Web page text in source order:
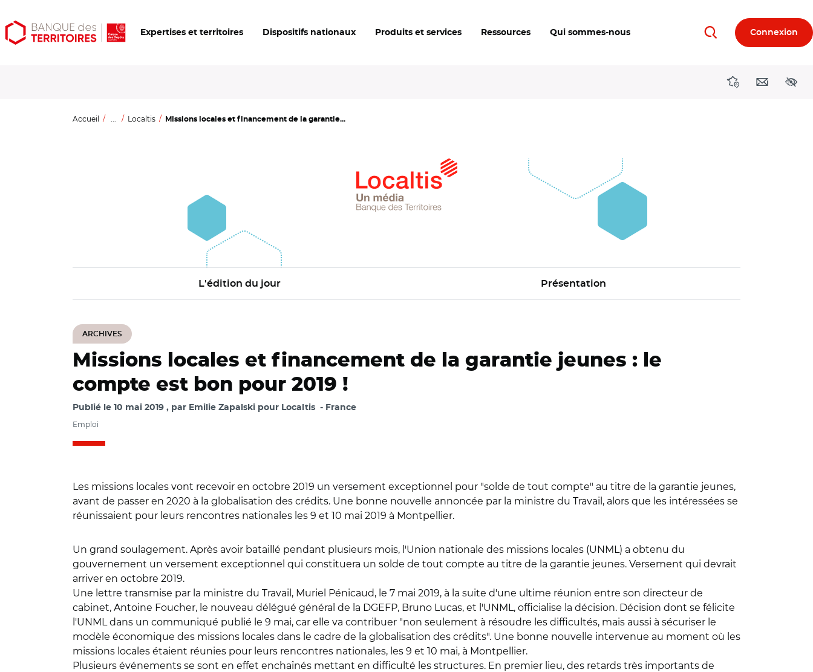
Aller
au
Aller
au
Ouvrir
les
Expertises et territoires Dispositifs nationaux Produits et services Ressources Qui sommes-nous RechercherConnexion
DirectionsContact
Accueil ... Localtis Missions locales et financement de la garantie...
L'édition du jour Présentation
ARCHIVES
Missions locales et financement de la garantie jeunes : le
compte est bon pour 2019 !
Publié le 10 mai 2019 par Emilie Zapalski pour Localtis France
Emploi
Les missions locales vont recevoir en octobre 2019 un versement exceptionnel pour "solde de tout compte" au titre de la garantie jeunes,
avant de passer en 2020 à la globalisation des crédits. Une bonne nouvelle annoncée par la ministre du Travail, alors que les intéressées se
réunissaient pour leurs rencontres nationales les 9 et 10 mai 2019 à Montpellier.
Un grand soulagement. Après avoir bataillé pendant plusieurs mois, l'Union nationale des missions locales (UNML) a obtenu du
gouvernement un versement exceptionnel qui constituera un solde de tout compte au titre de la garantie jeunes. Versement qui devrait
arriver en octobre 2019.
Une lettre transmise par la ministre du Travail, Muriel Pénicaud, le 7 mai 2019, à la suite d'une ultime réunion entre son directeur de
cabinet, Antoine Foucher, le nouveau délégué général de la DGEFP, Bruno Lucas, et l'UNML, officialise la décision. Décision dont se félicite
l'UNML dans un communiqué publié le 9 mai, car elle va contribuer "non seulement à résoudre les difficultés, mais aussi à sécuriser le
modèle économique des missions locales dans le cadre de la globalisation des crédits". Une bonne nouvelle intervenue au moment où les
missions locales étaient réunies pour leurs rencontres nationales, les 9 et 10 mai, à Montpellier.
Plusieurs événements se sont en effet enchaînés mettant en difficulté les structures. En premier lieu, des retards très importants de